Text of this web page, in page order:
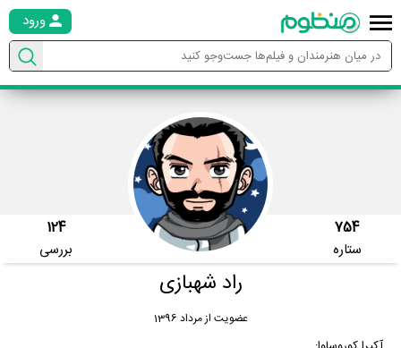
ورود
754
ستاره
124
بررسی
راد شهبازی
عضویت از مرداد 1396